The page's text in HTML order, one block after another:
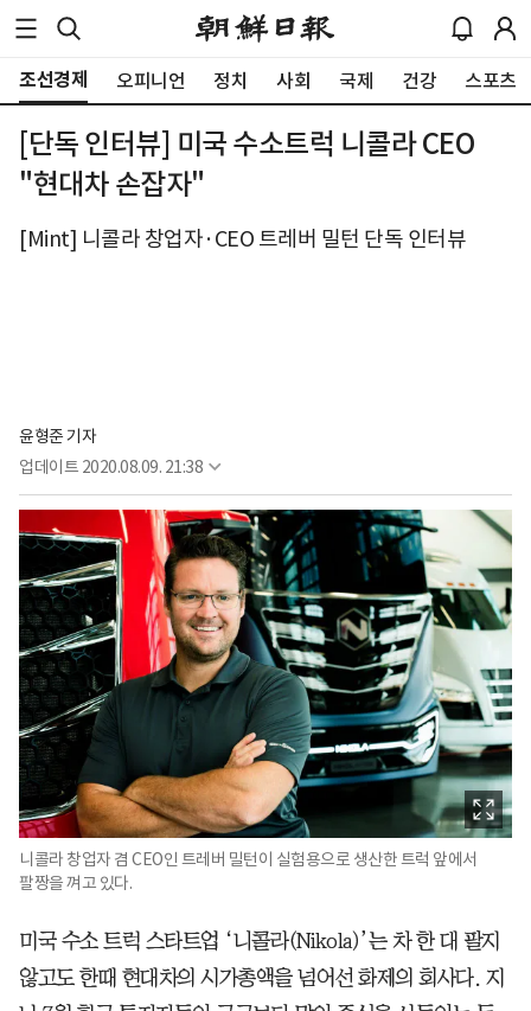
조선경제 오피니언 정치 사회 국제 건강 스포츠
[단독 인터뷰] 미국 수소트럭 니콜라 CEO
"현대차 손잡자"
[Mint] 니콜라 창업자·CEO 트레버 밀턴 단독 인터뷰
윤형준 기자
업데이트 2020.08.09. 21:38
니콜라 창업자 겸 CEO인 트레버 밀턴이 실험용으로 생산한 트럭 앞에서
팔짱을 껴고 있다.
미국 수소 트럭 스타트업 ‘니콜라(Nikola)’는 차 한 대 팔지
않고도 한때 현대차의 시가총액을 넘어선 화제의 회사다. 지